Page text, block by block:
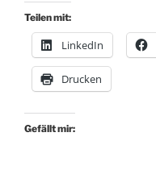
Teilen mit:
LinkedIn
Drucken
Gefällt mir: